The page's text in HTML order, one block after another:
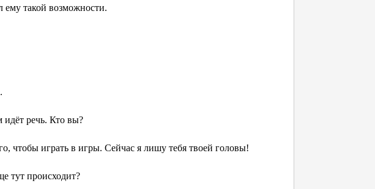
такой возможности.
речь. Кто вы?
чтобы играть в игры. Сейчас я лишу тебя твоей головы!
тут происходит?